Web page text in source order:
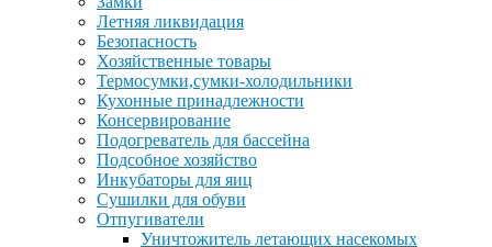
Летняя ликвидация
Безопасность
Хозяйственные товары
Термосумки,сумки-холодильники
Кухонные принадлежности
Консервирование
Подогреватель для бассейна
Подсобное хозяйство
Инкубаторы для яиц
Сушилки для обуви
Отпугиватели
Уничтожитель летающих насекомых